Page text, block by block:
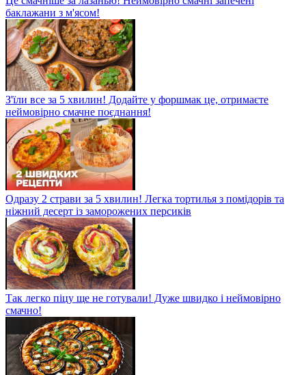
баклажани з м'ясом!
З'їли все за 5 хвилин! Додайте у форшмак це, отримаєте
неймовірно смачне поєднання!
Одразу 2 страви за 5 хвилин! Легка тортилья з помідорів та
ніжний десерт із заморожених персиків
Так легко піцу ще не готували! Дуже швидко і неймовірно
смачно!